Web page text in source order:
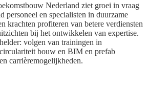
Nederland ziet groei in vraag
personeel en specialisten in duurzame
krachten profiteren van betere verdiensten
bij het ontwikkelen van expertise.
volgen van trainingen in
bouw en BIM en prefab
carrièremogelijkheden.